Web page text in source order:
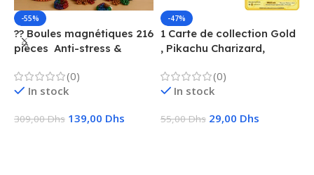
-55%
?? Boules magnétiques 216
pièces  Anti-stress &
(0)
In stock
309,00Dhs 139,00 Dhs
-47%
1 Carte de collection Gold
, Pikachu Charizard,
(0)
In stock
55,00Dhs 29,00 Dhs